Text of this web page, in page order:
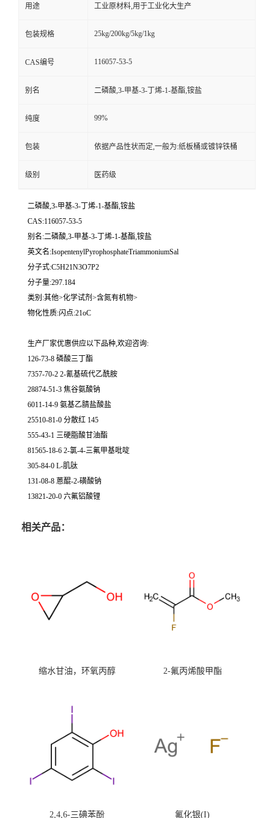
用途 工业原材料,用于工业化大生产
包装规格 25kg/200kg/5kg/1kg
CAS编号 116057-53-5
别名 二磷酸,3-甲基-3-丁烯-1-基酯,铵盐
纯度 99%
包装 依据产品性状而定,一般为:纸板桶或镀锌铁桶
级别 医药级
二磷酸,3-甲基-3-丁烯-1-基酯,铵盐
CAS:116057-53-5
别名:二磷酸,3-甲基-3-丁烯-1-基酯,铵盐
英文名:IsopentenylPyrophosphateTriammoniumSal
分子式:C5H21N3O7P2
分子量:297.184
类别:其他>化学试剂>含氮有机物>
物化性质:闪点:21oC
生产厂家优惠供应以下品种,欢迎咨询:
126-73-8 磷酸三丁酯
7357-70-2 2-氰基硫代乙酰胺
28874-51-3 焦谷氨酸钠
6011-14-9 氨基乙腈盐酸盐
25510-81-0 分散红 145
555-43-1 三硬脂酸甘油酯
81565-18-6 2-氯-4-三氟甲基吡啶
305-84-0 L-肌肽
131-08-8 蒽醌-2-磺酸钠
13821-20-0 六氟铝酸锂
相关产品：
缩水甘油，环氧丙醇 2-氟丙烯酸甲酯
2,4,6-三碘苯酚 氟化银(I)